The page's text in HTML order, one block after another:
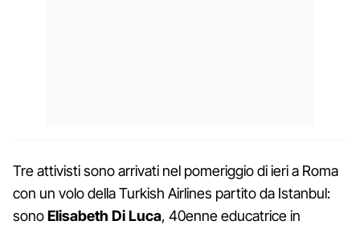
Tre attivisti sono arrivati nel pomeriggio di ieri a Roma
con un volo della Turkish Airlines partito da Istanbul:
sonoElisabeth Di Luca, 40enne educatrice in